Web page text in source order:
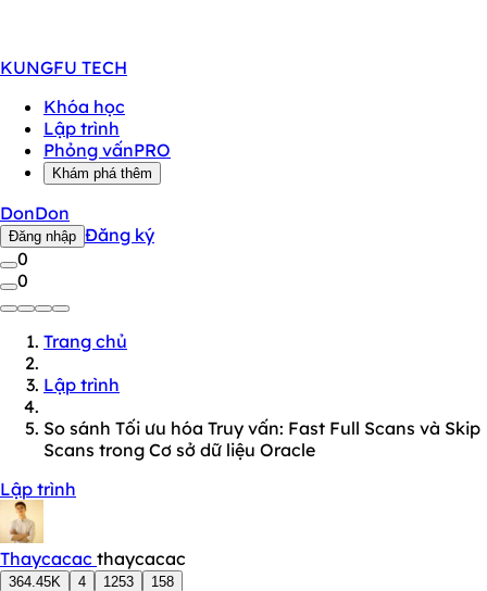
KUNGFU TECH
Khóa học
Lập trình
Phỏng vấnPRO
Khám phá thêm
DonDon
Đăng nhập Đăng ký
0
0
Trang chủ
Lập trình
So sánh Tối ưu hóa Truy vấn: Fast Full Scans và Skip
Scans trong Cơ sở dữ liệu Oracle
Lập trình
Thaycacac thaycacac
364.45K 4 1253
158